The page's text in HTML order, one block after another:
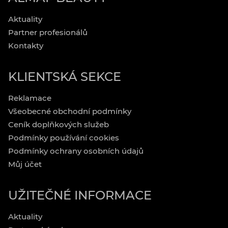
Aktuality
Partner profesionálů
Kontakty
KLIENTSKÁ SEKCE
Reklamace
Všeobecné obchodní podmínky
Ceník doplňkových služeb
Podmínky používání cookies
Podmínky ochrany osobních údajů
Můj účet
UŽITEČNÉ INFORMACE
Aktuality